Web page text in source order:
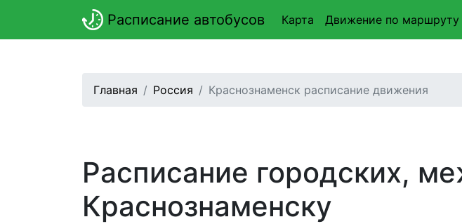
Расписание автобусов Карта Движение по маршруту
Главная Россия Краснознаменск расписание движения
Расписание городских,
Краснознаменску